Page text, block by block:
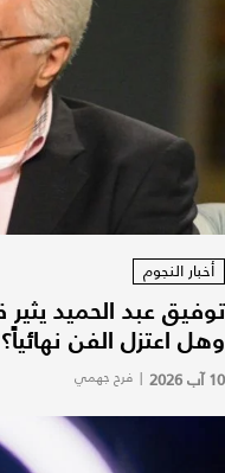
أخبار النجوم
توفيق عبد الحميد
وهل اعتزل الفن نهائياً؟
10 آب 2026 | فرح جهمي